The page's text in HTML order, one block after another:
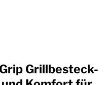
Grillbesteck-